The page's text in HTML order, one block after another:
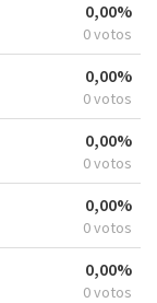
0,00%
0 votos
0,00%
0 votos
0,00%
0 votos
0,00%
0 votos
0,00%
0 votos